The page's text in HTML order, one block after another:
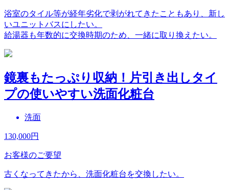
浴室のタイル等が経年劣化で剥がれてきたこともあり、新し
いユニットバスにしたい。
給湯器も年数的に交換時期のため、一緒に取り換えたい。
鏡裏もたっぷり収納！片引き出しタイ
プの使いやすい洗面化粧台
洗面
130,000円
お客様のご要望
古くなってきたから、洗面化粧台を交換したい。